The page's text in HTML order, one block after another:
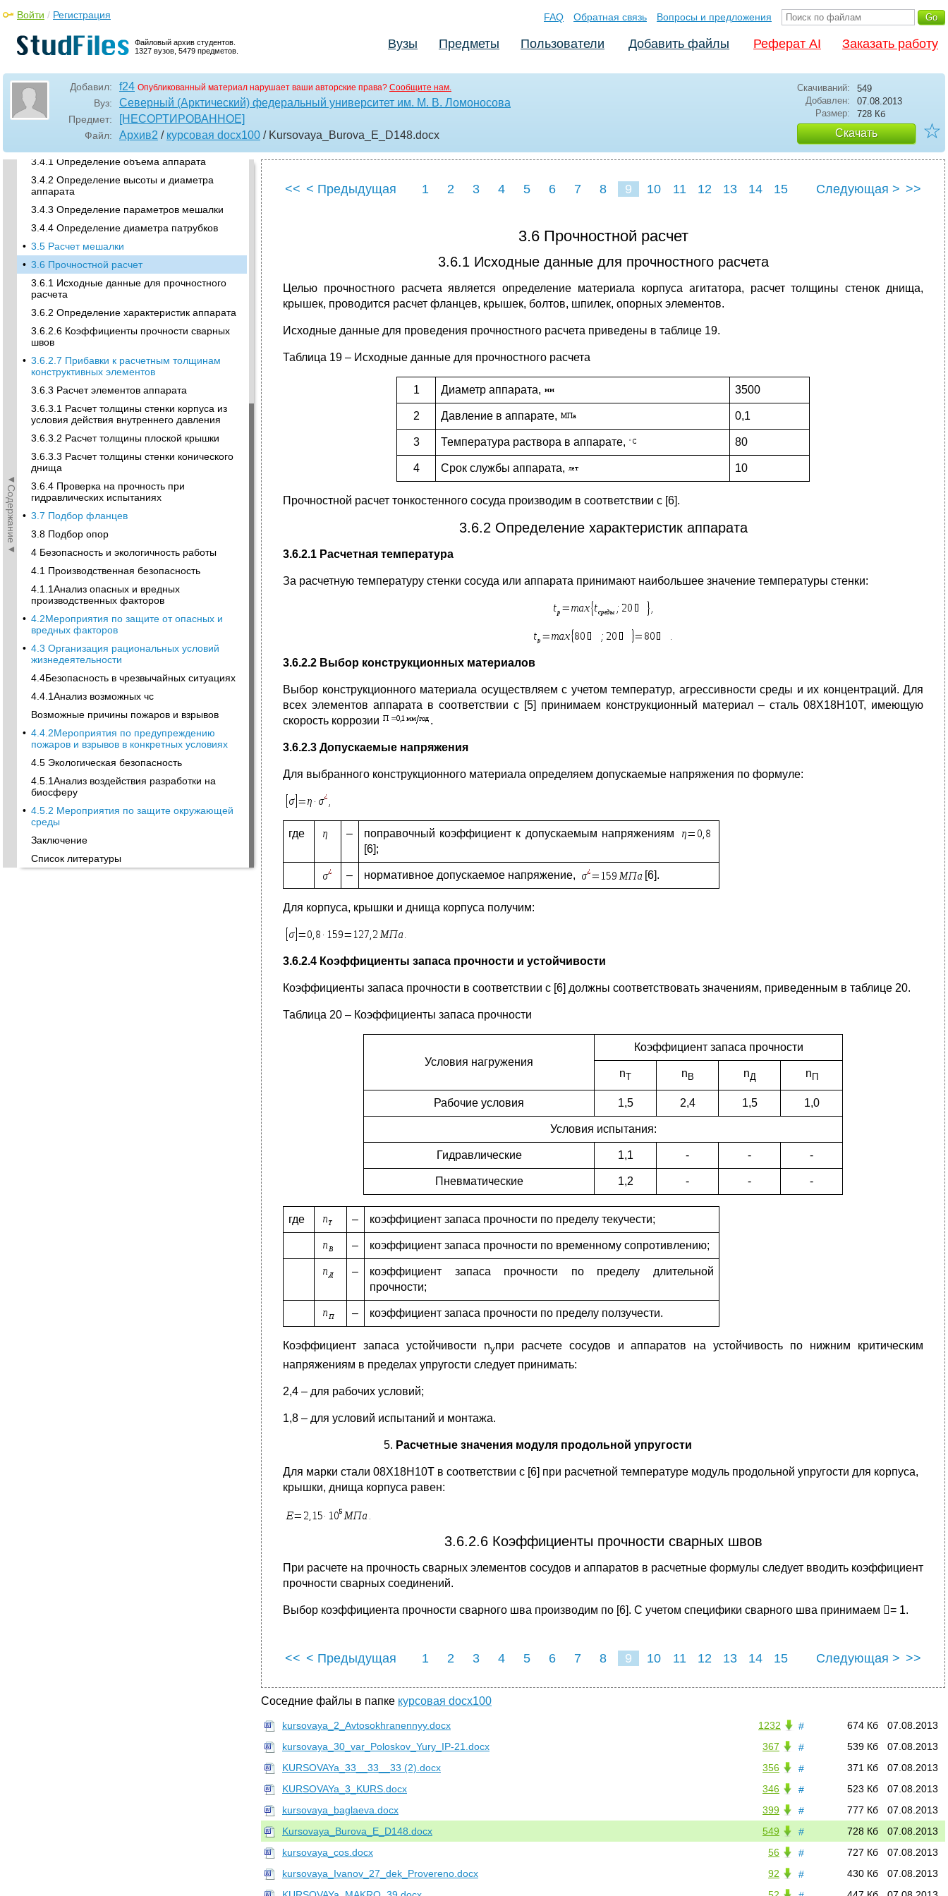
Файловый архив студентов.
1327 вузов, 5479 предметов.
Войти / Регистрация FAQ Обратная связь Вопросы и предложения
Вузы Предметы Пользователи Добавить файлы Реферат AI Заказать работу
Добавил: f24 Опубликованный материал нарушает ваши авторские права? Сообщите нам.
Вуз: Северный (Арктический) федеральный университет им. М. В. Ломоносова
Предмет: [НЕСОРТИРОВАННОЕ]
Файл: Архив2 / курсовая docx100 / Kursovaya_Burova_E_D148.docx
Скачиваний:
549
Добавлен:
07.08.2013
Размер:
728 Кб
Скачать ☆
◄Содержание◄
3 Расчетный раздел
3.1 Определение степени фторирования
3.2 Материальный баланс
• 3.2.3 Материальный баланс процесса
утилизации nh4f
3.2.4 Материальный баланс по урану
3.3 Тепловая нагрузка аппарата
3.4 Конструктивный расчет
3.4.1 Определение объема аппарата
3.4.2 Определение высоты и диаметра
аппарата
3.4.3 Определение параметров мешалки
3.4.4 Определение диаметра патрубков
• 3.5 Расчет мешалки
• 3.6 Прочностной расчет
3.6.1 Исходные данные для прочностного
расчета
3.6.2 Определение характеристик аппарата
3.6.2.6 Коэффициенты прочности сварных
швов
• 3.6.2.7 Прибавки к расчетным толщинам
конструктивных элементов
3.6.3 Расчет элементов аппарата
3.6.3.1 Расчет толщины стенки корпуса из
условия действия внутреннего давления
3.6.3.2 Расчет толщины плоской крышки
3.6.3.3 Расчет толщины стенки конического
днища
3.6.4 Проверка на прочность при
гидравлических испытаниях
• 3.7 Подбор фланцев
3.8 Подбор опор
4 Безопасность и экологичность работы
4.1 Производственная безопасность
4.1.1Анализ опасных и вредных
производственных факторов
• 4.2Мероприятия по защите от опасных и
вредных факторов
• 4.3 Организация рациональных условий
жизнедеятельности
4.4Безопасность в чрезвычайных ситуациях
4.4.1Анализ возможных чс
Возможные причины пожаров и взрывов
• 4.4.2Мероприятия по предупреждению
пожаров и взрывов в конкретных условиях
4.5 Экологическая безопасность
4.5.1Анализ воздействия разработки на
биосферу
• 4.5.2 Мероприятия по защите окружающей
среды
Заключение
Список литературы
<< < Предыдущая 1 2 3 4 5 6 7 8 9 10 11 12 13 14 15 Следующая > >>
3.6 Прочностной расчет
3.6.1 Исходные данные для прочностного расчета
Целью прочностного расчета является определение материала корпуса агитатора, расчет толщины стенок днища,
крышек, проводится расчет фланцев, крышек, болтов, шпилек, опорных элементов.
Исходные данные для проведения прочностного расчета приведены в таблице 19.
Таблица 19 – Исходные данные для прочностного расчета
1 Диаметр аппарата, 3500
2 Давление в аппарате, 0,1
3 Температура раствора в аппарате, 80
4 Срок службы аппарата, 10
Прочностной расчет тонкостенного сосуда производим в соответствии с [6].
3.6.2 Определение характеристик аппарата
3.6.2.1 Расчетная температура
За расчетную температуру стенки сосуда или аппарата принимают наибольшее значение температуры стенки:
3.6.2.2 Выбор конструкционных материалов
Выбор конструкционного материала осуществляем с учетом температур, агрессивности среды и их концентраций. Для
всех элементов аппарата в соответствии с [5] принимаем конструкционный материал – сталь 08Х18Н10Т, имеющую
скорость коррозии
.
3.6.2.3 Допускаемые напряжения
Для выбранного конструкционного материала определяем допускаемые напряжения по формуле:
где –
поправочный коэффициент к допускаемым напряжениям
[6];
– нормативное допускаемое напряжение, [6].
Для корпуса, крышки и днища корпуса получим:
3.6.2.4 Коэффициенты запаса прочности и устойчивости
Коэффициенты запаса прочности в соответствии с [6] должны соответствовать значениям, приведенным в таблице 20.
Таблица 20 – Коэффициенты запаса прочности
Условия нагружения
Коэффициент запаса прочности
nT nВ nД nП
Рабочие условия 1,5 2,4 1,5 1,0
Условия испытания:
Гидравлические 1,1 - - -
Пневматические 1,2 - - -
где – коэффициент запаса прочности по пределу текучести;
– коэффициент запаса прочности по временному сопротивлению;
–
коэффициент запаса прочности по пределу длительной
прочности;
– коэффициент запаса прочности по пределу ползучести.
Коэффициент запаса устойчивости nупри расчете сосудов и аппаратов на устойчивость по нижним критическим
напряжениям в пределах упругости следует принимать:
2,4 – для рабочих условий;
1,8 – для условий испытаний и монтажа.
Расчетные значения модуля продольной упругости
Для марки стали 08Х18Н10Т в соответствии с [6] при расчетной температуре модуль продольной упругости для корпуса,
крышки, днища корпуса равен:
3.6.2.6 Коэффициенты прочности сварных швов
При расчете на прочность сварных элементов сосудов и аппаратов в расчетные формулы следует вводить коэффициент
прочности сварных соединений.
Выбор коэффициента прочности сварного шва производим по [6]. С учетом специфики сварного шва принимаем = 1.
<< < Предыдущая 1 2 3 4 5 6 7 8 9 10 11 12 13 14 15 Следующая > >>
Соседние файлы в папке курсовая docx100
# 07.08.2013
674 Кб
1232
kursovaya_2_Avtosokhranennyy.docx
#
07.08.2013
539 Кб
367
kursovaya_30_var_Poloskov_Yury_IP-21.docx
#
07.08.2013
371 Кб
356
KURSOVAYa_33__33__33 (2).docx
#
07.08.2013
523 Кб
346
KURSOVAYa_3_KURS.docx
#
07.08.2013
777 Кб
399
kursovaya_baglaeva.docx
#
07.08.2013
728 Кб
549
Kursovaya_Burova_E_D148.docx
#
07.08.2013
727 Кб
56
kursovaya_cos.docx
#
07.08.2013
430 Кб
92
kursovaya_Ivanov_27_dek_Provereno.docx